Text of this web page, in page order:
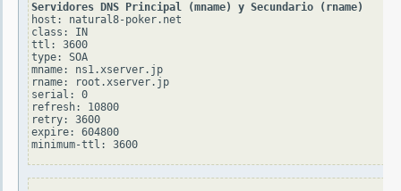
Servidores DNS Principal (mname) y Secundario (rname)
host: natural8-poker.net
class: IN
ttl: 3600
type: SOA
mname: ns1.xserver.jp
rname: root.xserver.jp
serial: 0
refresh: 10800
retry: 3600
expire: 604800